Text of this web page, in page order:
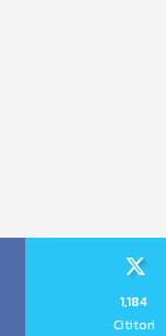
1,184
Cititori